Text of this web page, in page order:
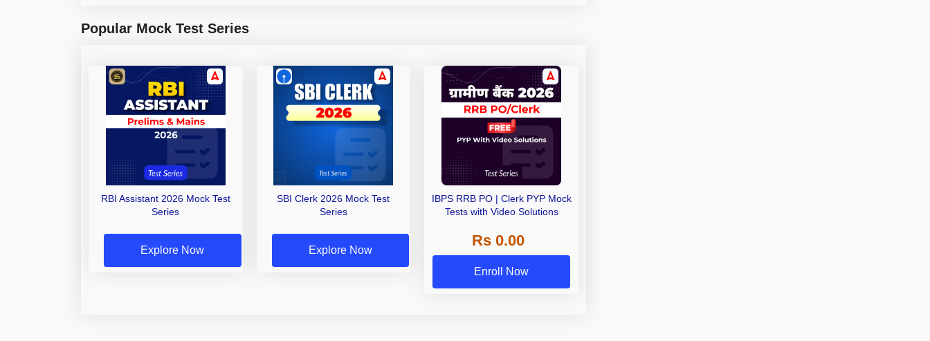
Popular Mock Test Series
RBI Assistant 2026 Mock Test
Series
Explore Now
SBI Clerk 2026 Mock Test
Series
Explore Now
IBPS RRB PO | Clerk PYP Mock
Tests with Video Solutions
Rs 0.00
Enroll Now